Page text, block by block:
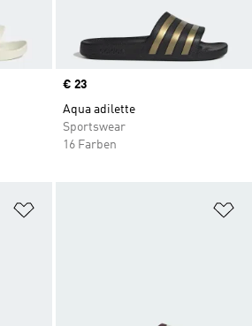
Price
€ 23
Aqua adilette
Sportswear
16 Farben